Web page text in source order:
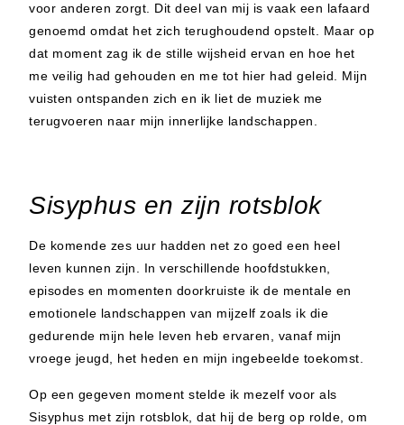
voor anderen zorgt. Dit deel van mij is vaak een lafaard
genoemd omdat het zich terughoudend opstelt. Maar op
dat moment zag ik de stille wijsheid ervan en hoe het
me veilig had gehouden en me tot hier had geleid. Mijn
vuisten ontspanden zich en ik liet de muziek me
terugvoeren naar mijn innerlijke landschappen.
Sisyphus en zijn rotsblok
De komende zes uur hadden net zo goed een heel
leven kunnen zijn. In verschillende hoofdstukken,
episodes en momenten doorkruiste ik de mentale en
emotionele landschappen van mijzelf zoals ik die
gedurende mijn hele leven heb ervaren, vanaf mijn
vroege jeugd, het heden en mijn ingebeelde toekomst.
Op een gegeven moment stelde ik mezelf voor als
Sisyphus met zijn rotsblok, dat hij de berg op rolde, om